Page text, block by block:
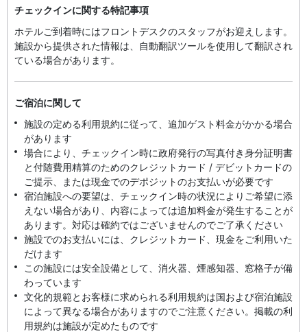
チェックインに関する特記事項
ホテルご到着時にはフロントデスクのスタッフがお迎えします。
施設から提供された情報は、自動翻訳ツールを使用して翻訳され
ている場合があります。
ご宿泊に関して
施設の定める利用規約に従って、追加ゲスト料金がかかる場合
があります
場合により、チェックイン時に政府発行の写真付き身分証明書
と付随費用精算のためのクレジットカード / デビットカードの
ご提示、または現金でのデポジットのお支払いが必要です
宿泊施設への要望は、チェックイン時の状況によりご希望に添
えない場合があり、内容によっては追加料金が発生することが
あります。対応は確約ではございませんのでご了承ください
施設でのお支払いには、クレジットカード、現金をご利用いた
だけます
この施設には安全設備として、消火器、煙感知器、窓格子が備
わっています
文化的規範とお客様に求められる利用規約は国および宿泊施設
によって異なる場合がありますのでご注意ください。掲載の利
用規約は施設が定めたものです